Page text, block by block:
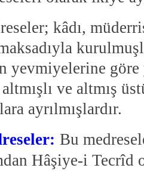
kâdı,
yevmiyelerine
ve altmış
ayrılmışlardır.
Bu
Hâşiye-i Tecrîd